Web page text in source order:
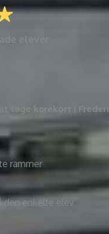
tage kørekort i
rammer
den enkelte elev